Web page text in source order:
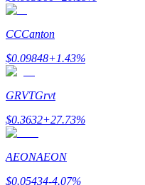
CCCanton
$0.09848+1.43%
GRVTGrvt
$0.3632+27.73%
AEONAEON
$0.05434-4.07%